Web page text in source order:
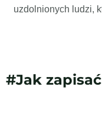
uzdolnionych ludzi,
#Jak